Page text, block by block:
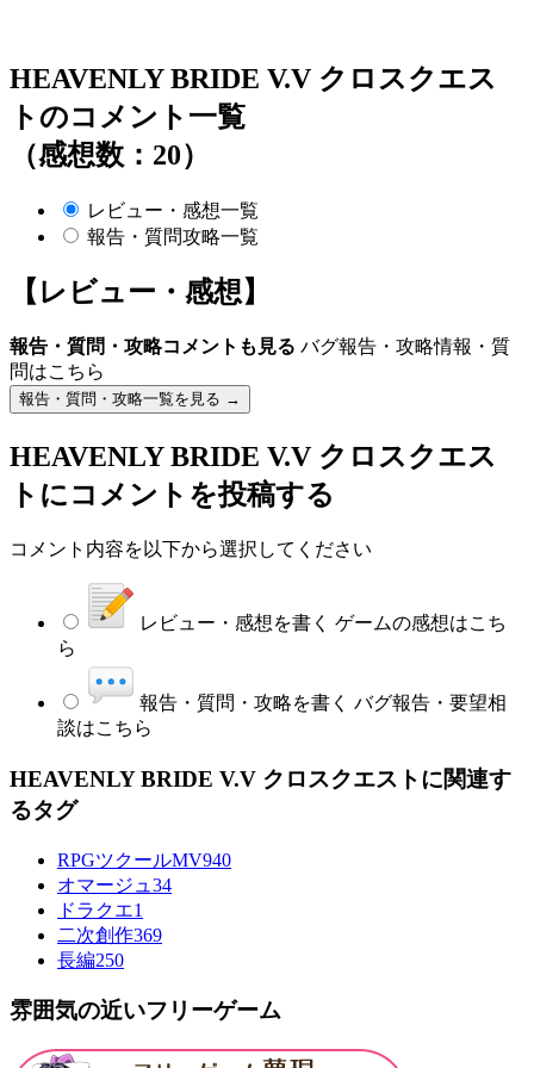
HEAVENLY BRIDE V.V クロスクエス
トのコメント一覧
（感想数：20）
レビュー・感想一覧
報告・質問攻略一覧
【レビュー・感想】
報告・質問・攻略コメントも見る バグ報告・攻略情報・質
問はこちら
報告・質問・攻略一覧を見る →
HEAVENLY BRIDE V.V クロスクエス
ト にコメントを投稿する
コメント内容を以下から選択してください
レビュー・感想を書く ゲームの感想はこち
ら
報告・質問・攻略を書く バグ報告・要望相
談はこちら
HEAVENLY BRIDE V.V クロスクエストに関連す
るタグ
RPGツクールMV940
オマージュ 34
ドラクエ1
二次創作369
長編250
雰囲気の近いフリーゲーム